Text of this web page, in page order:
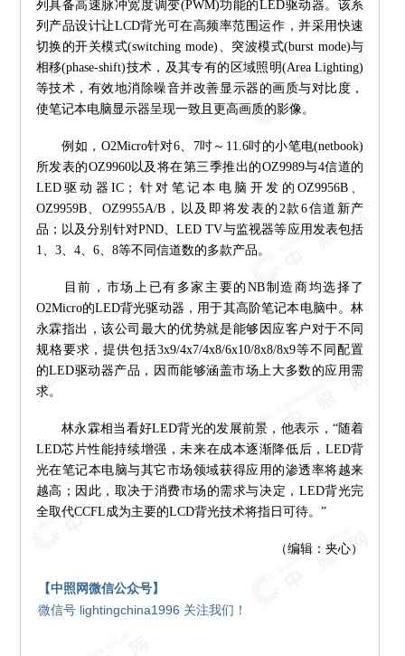
列具备高速脉冲宽度调变(PWM)功能的LED驱动器。该系
列产品设计让LCD背光可在高频率范围运作，并采用快速
切换的开关模式(switching mode)、突波模式(burst mode)与
相移(phase-shift)技术，及其专有的区域照明(Area Lighting)
等技术，有效地消除噪音并改善显示器的画质与对比度，
使笔记本电脑显示器呈现一致且更高画质的影像。
例如，O2Micro针对6、7吋～11.6吋的小笔电(netbook)
所发表的OZ9960以及将在第三季推出的OZ9989与4信道的
LED驱动器IC；针对笔记本电脑开发的OZ9956B、
OZ9959B、OZ9955A/B，以及即将发表的2款6信道新产
品；以及分别针对PND、LED TV与监视器等应用发表包括
1、3、4、6、8等不同信道数的多款产品。
目前，市场上已有多家主要的NB制造商均选择了
O2Micro的LED背光驱动器，用于其高阶笔记本电脑中。林
永霖指出，该公司最大的优势就是能够因应客户对于不同
规格要求，提供包括3x9/4x7/4x8/6x10/8x8/8x9等不同配置
的LED驱动器产品，因而能够涵盖市场上大多数的应用需
求。
林永霖相当看好LED背光的发展前景，他表示，“随着
LED芯片性能持续增强，未来在成本逐渐降低后，LED背
光在笔记本电脑与其它市场领域获得应用的渗透率将越来
越高；因此，取决于消费市场的需求与决定，LED背光完
全取代CCFL成为主要的LCD背光技术将指日可待。”
（编辑：夹心）
【中照网微信公众号】
微信号 lightingchina1996 关注我们！